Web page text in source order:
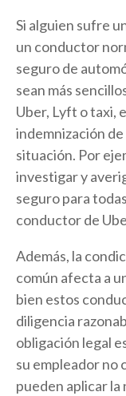
Si alguien sufre
un conductor
seguro de
sean más
Uber, Lyft o taxi,
indemnización
situación. Por
investigar y
seguro para
conductor de
Además, la
común afecta a
bien estos
diligencia
obligación legal
su empleador no
pueden aplicar la